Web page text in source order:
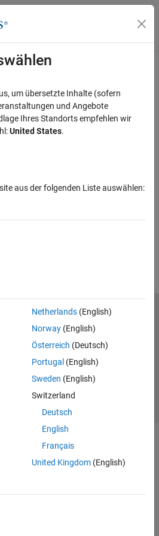
Off-Canvas-
was this information?
um übersetzte Inhalte (sofern
und Angebote
Ihres Standorts empfehlen wir
United States.
aus der folgenden Liste auswählen:
Netherlands(English)
Norway(English)
Österreich (Deutsch)
Portugal (English)
Sweden (English)
Switzerland
Deutsch
English
Français
United Kingdom(English)
Datenschutz-Richtlinien
Status von Anwendungen
Inc.
Website auswählen
Deutschland